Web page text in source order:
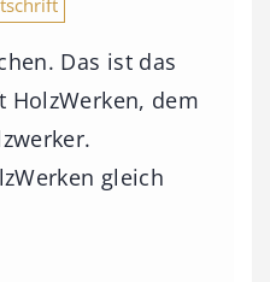
Das ist das
dem
gleich